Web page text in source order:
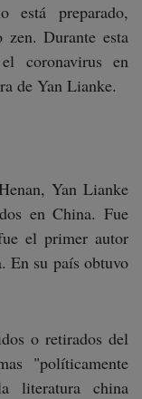
está preparado,
zen. Durante esta
coronavirus en
de Yan Lianke.
Yan Lianke
en China. Fue
el primer autor
En su país obtuvo
o retirados del
"políticamente
literatura china